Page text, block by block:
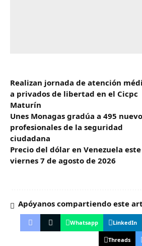
Realizan jornada de atención
a privados de libertad en el Cicpc
Maturín
Unes Monagas gradúa a 495
profesionales de la seguridad
ciudadana
Precio del dólar en Venezuela este
viernes 7 de agosto de 2026
Apóyanos compartiendo este
Whatsapp LinkedIn
Threads